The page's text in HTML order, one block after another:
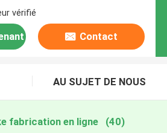
vérifié
Contact
AU SUJET DE NOUS
fabrication en ligne (40)